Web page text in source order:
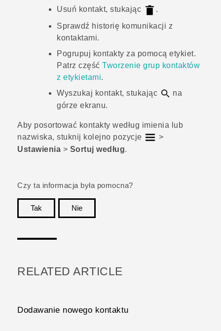
Usuń kontakt, stukając
.
Sprawdź historię komunikacji z
kontaktami.
Pogrupuj kontakty za pomocą etykiet.
Patrz część Tworzenie grup kontaktów
z etykietami.
Wyszukaj kontakt, stukając
na
górze ekranu.
Aby posortować kontakty według imienia lub
nazwiska, stuknij kolejno pozycje
>
Ustawienia > Sortuj według.
Czy ta informacja była pomocna?
Tak
Nie
RELATED ARTICLE
Dodawanie nowego kontaktu